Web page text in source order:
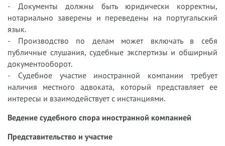
- Документы должны быть юридически корректны,
нотариально заверены и переведены на португальский
язык.
- Производство по делам может включать в себя
публичные слушания, судебные экспертизы и обширный
документооборот.
- Судебное участие иностранной компании требует
наличия местного адвоката, который представляет ее
интересы и взаимодействует с инстанциями.
Ведение судебного спора иностранной компанией
Представительство и участие